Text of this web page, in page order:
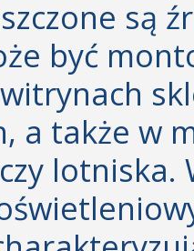
są
być
a także w